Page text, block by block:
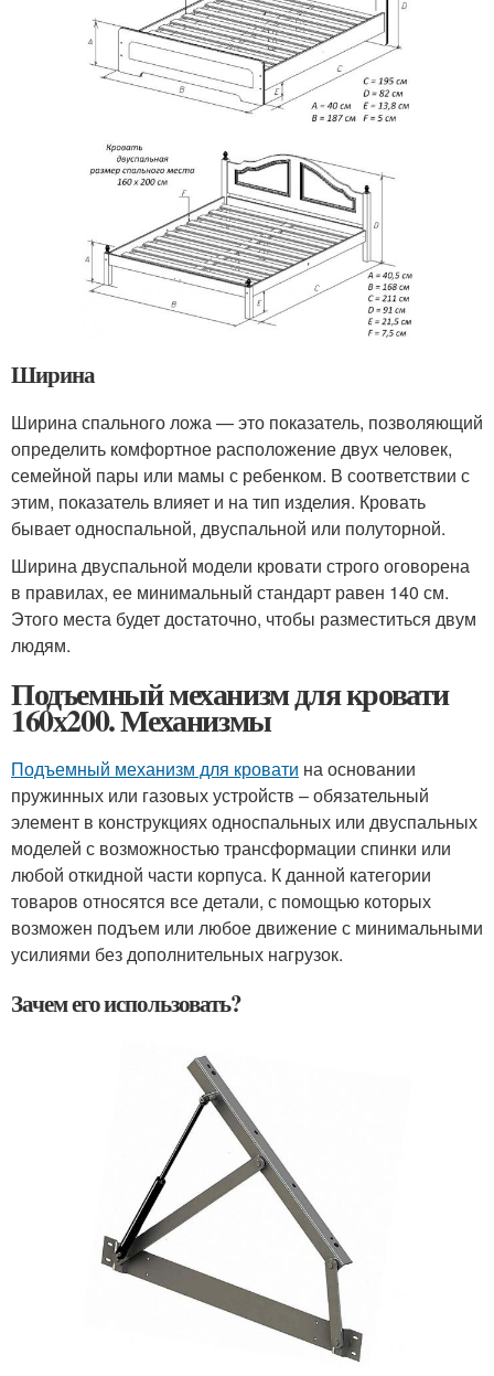
Ширина
Ширина спального ложа — это показатель, позволяющий
определить комфортное расположение двух человек,
семейной пары или мамы с ребенком. В соответствии с
этим, показатель влияет и на тип изделия. Кровать
бывает односпальной, двуспальной или полуторной.
Ширина двуспальной модели кровати строго оговорена
в правилах, ее минимальный стандарт равен 140 см.
Этого места будет достаточно, чтобы разместиться двум
людям.
Подъемный механизм для кровати
160х200. Механизмы
Подъемный механизм для кровати на основании
пружинных или газовых устройств – обязательный
элемент в конструкциях односпальных или двуспальных
моделей с возможностью трансформации спинки или
любой откидной части корпуса. К данной категории
товаров относятся все детали, с помощью которых
возможен подъем или любое движение с минимальными
усилиями без дополнительных нагрузок.
Зачем его использовать?